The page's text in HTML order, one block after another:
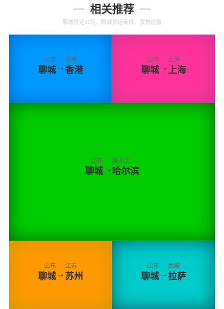
相关推荐
聊城货运公司、聊城货运专线、货物运输
山东
聊城→
香港
香港
山东
聊城→
上海
上海
山东
聊城→
黑龙江
哈尔滨
山东
聊城→
江苏
苏州
山东
聊城→
西藏
拉萨